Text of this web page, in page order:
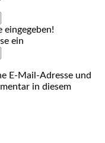
eingegeben!
ein
E-Mail-Adresse und
in diesem